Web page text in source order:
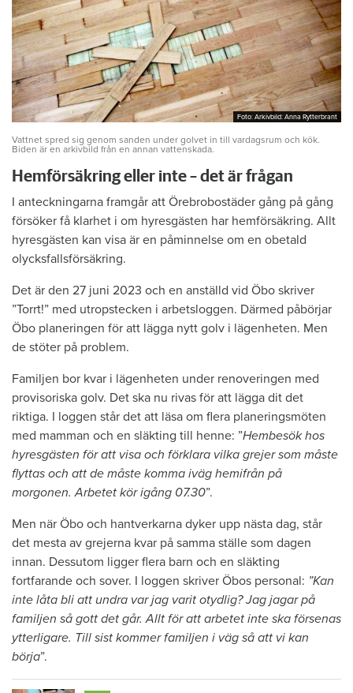
Foto: Arkivbild: Anna Rytterbrant
Foto: Arkivbild: Anna Rytterbrant
Vattnet spred sig genom sanden under golvet in till vardagsrum och kök.
Biden är en arkivbild från en annan vattenskada.
Hemförsäkring eller inte – det är frågan
I anteckningarna framgår att Örebrobostäder gång på gång
försöker få klarhet i om hyresgästen har hemförsäkring. Allt
hyresgästen kan visa är en påminnelse om en obetald
olycksfallsförsäkring.
Det är den 27 juni 2023 och en anställd vid Öbo skriver
”Torrt!” med utropstecken i arbetsloggen. Därmed påbörjar
Öbo planeringen för att lägga nytt golv i lägenheten. Men
de stöter på problem.
Familjen bor kvar i lägenheten under renoveringen med
provisoriska golv. Det ska nu rivas för att lägga dit det
riktiga. I loggen står det att läsa om flera planeringsmöten
med mamman och en släkting till henne: ”Hembesök hos
hyresgästen för att visa och förklara vilka grejer som måste
flyttas och att de måste komma iväg hemifrån på
morgonen. Arbetet kör igång 07.30”.
Men när Öbo och hantverkarna dyker upp nästa dag, står
det mesta av grejerna kvar på samma ställe som dagen
innan. Dessutom ligger flera barn och en släkting
fortfarande och sover. I loggen skriver Öbos personal: ”Kan
inte låta bli att undra var jag varit otydlig? Jag jagar på
familjen så gott det går. Allt för att arbetet inte ska försenas
ytterligare. Till sist kommer familjen i väg så att vi kan
börja”.